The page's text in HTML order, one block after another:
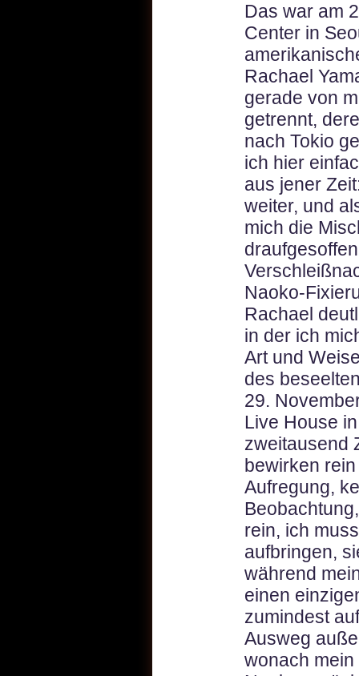
Das war am
Center in
Rachael
gerade von
getrennt,
nach Tokio
ich hier
aus jener
weiter, und
mich die
Naoko-
Rachael
in der ich
Art und
des
29.
Live House
zweitausend
bewirken
Aufregung,
rein, ich
aufbringen,
während
einen
zumindest
Ausweg
wonach